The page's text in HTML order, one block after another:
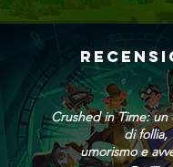
Crushed in Time: un
di follia,
umorismo e